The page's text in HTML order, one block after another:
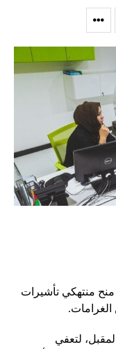
منح منتهكي تأشيرات
الغرامات.
لتعفي